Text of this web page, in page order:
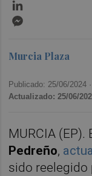
Murcia Plaza
Publicado: 25/06/2024 ·
Actualizado: 25/06/
MURCIA (EP).
Pedreño,
sido